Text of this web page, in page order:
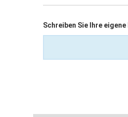
Schreiben Sie Ihre